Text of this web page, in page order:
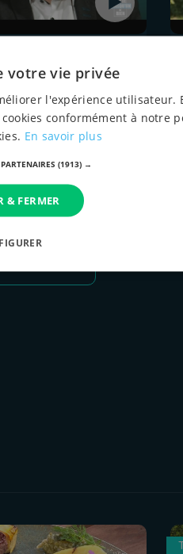
votre vie privée
l'expérience utilisateur.
conformément à notre
En savoir plus
(1913) →
& FERMER